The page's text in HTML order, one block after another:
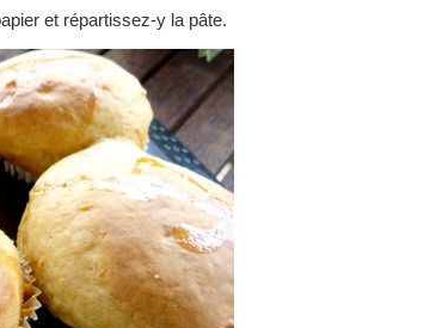
et répartissez-y la pâte.